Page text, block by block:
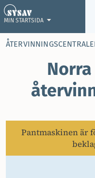
MIN STARTSIDA
Pantmaskinen är